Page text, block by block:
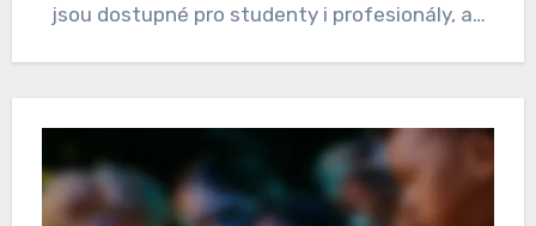
jsou dostupné pro studenty i profesionály, a…